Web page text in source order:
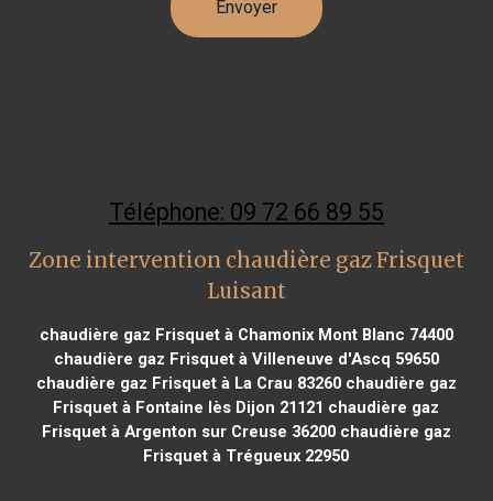
Téléphone: 09 72 66 89 55
Zone intervention chaudière gaz Frisquet
Luisant
chaudière gaz Frisquet à Chamonix Mont Blanc 74400
chaudière gaz Frisquet à Villeneuve d'Ascq 59650
chaudière gaz Frisquet à La Crau 83260chaudière gaz
Frisquet à Fontaine lès Dijon 21121 chaudière gaz
Frisquet à Argenton sur Creuse 36200chaudière gaz
Frisquet à Trégueux 22950